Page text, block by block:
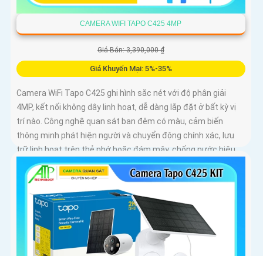
CAMERA WIFI TAPO C425 4MP
Giá Bán: 3,390,000 ₫
Giá Khuyến Mại: 5%-35%
Camera WiFi Tapo C425 ghi hình sắc nét với độ phân giải
4MP, kết nối không dây linh hoạt, dễ dàng lắp đặt ở bất kỳ vị
trí nào. Công nghệ quan sát ban đêm có màu, cảm biến
thông minh phát hiện người và chuyển động chính xác, lưu
trữ linh hoạt trên thẻ nhớ hoặc đám mây, chống nước hiệu